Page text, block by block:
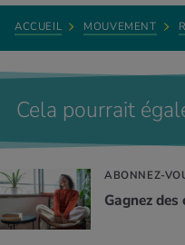
ACCUEIL MOUVEMENT
Cela pourrait
ABONNEZ-
Gagnez